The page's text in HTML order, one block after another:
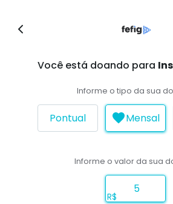
Você está doando para
Informe o tipo da sua
Pontual Mensal
Informe o valor da sua
R$